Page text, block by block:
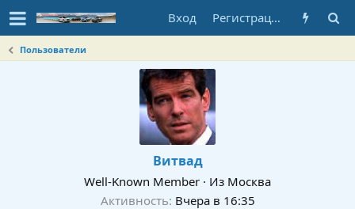
Вход Регистрация
Пользователи
Витвад
Well-Known Member · Из Москва
Активность Вчера в 16:35